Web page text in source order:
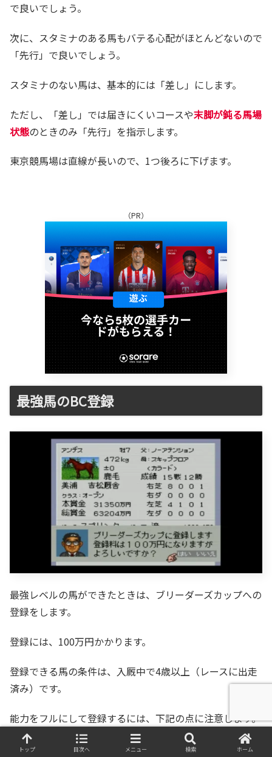
で良いでしょう。
次に、スタミナのある馬もバテる心配がほとんどないので
「先行」で良いでしょう。
スタミナのない馬は、基本的には「差し」にします。
ただし、「差し」では届きにくいコースや末脚が鈍る馬場
状態のときのみ「先行」を指示します。
東京競馬場は直線が長いので、1つ後ろに下げます。
（PR）
最強馬のBC登録
最強レベルの馬ができたときは、ブリーダーズカップへの
登録をします。
登録には、100万円かかります。
登録できる馬の条件は、入厩中で4歳以上（レースに出走
済み）です。
能力をフルにして登録するには、下記の点に注意します。
トップ 目次へ メニュー 検索 ホーム